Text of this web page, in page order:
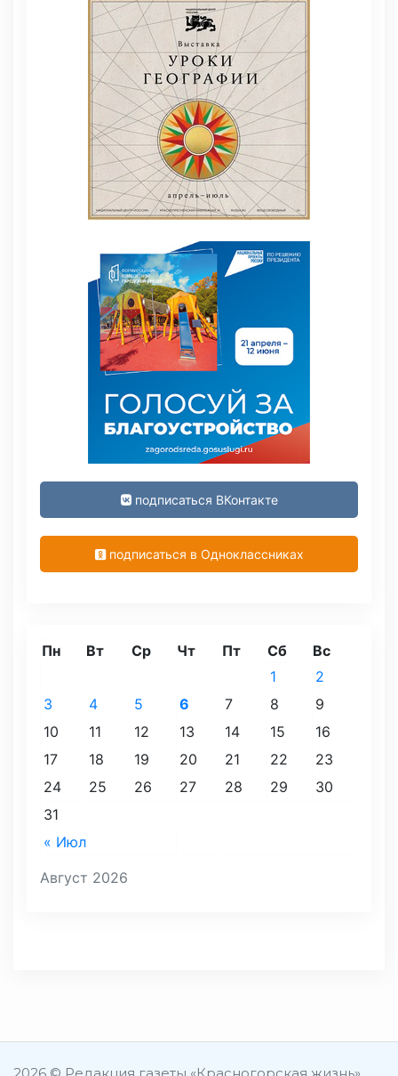
подписаться ВКонтакте
подписаться в Одноклассниках
Август 2026
Пн Вт Ср Чт Пт Сб Вс
« Июл
1
2
3
4 5 6 7 8
9
10
11 12 13 14 15
16
17
18 19 20 21 22
23
24
25 26 27 28 29
30
31